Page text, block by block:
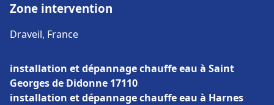
Zone intervention
Draveil, France
installation et dépannage chauffe eau à Saint
Georges de Didonne 17110
installation et dépannage chauffe eau à Harnes